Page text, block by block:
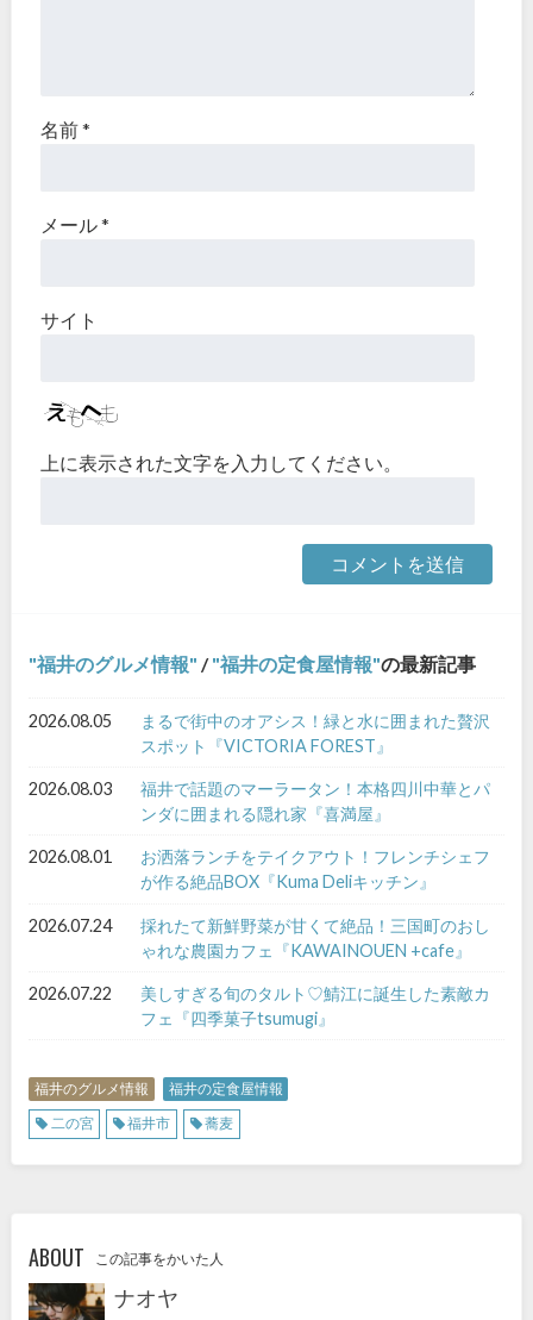
名前*
メール*
サイト
上に表示された文字を入力してください。
福井のグルメ情報 / 福井の定食屋情報 の最新記事
2026.08.05
まるで街中のオアシス！緑と水に囲まれた贅沢
スポット『VICTORIA FOREST』
2026.08.03
福井で話題のマーラータン！本格四川中華とパ
ンダに囲まれる隠れ家『喜満屋』
2026.08.01
お洒落ランチをテイクアウト！フレンチシェフ
が作る絶品BOX『Kuma Deliキッチン』
2026.07.24
採れたて新鮮野菜が甘くて絶品！三国町のおし
ゃれな農園カフェ『KAWAINOUEN +cafe』
2026.07.22
美しすぎる旬のタルト♡鯖江に誕生した素敵カ
フェ『四季菓子tsumugi』
福井のグルメ情報
福井の定食屋情報
二の宮
福井市 蕎麦
ABOUT この記事をかいた人
ナオヤ